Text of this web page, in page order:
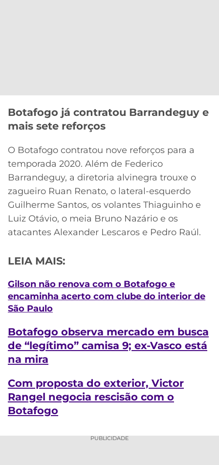
Botafogo já contratou Barrandeguy e
mais sete reforços
O Botafogo contratou nove reforços para a
temporada 2020. Além de Federico
Barrandeguy, a diretoria alvinegra trouxe o
zagueiro Ruan Renato, o lateral-esquerdo
Guilherme Santos, os volantes Thiaguinho e
Luiz Otávio, o meia Bruno Nazário e os
atacantes Alexander Lescaros e Pedro Raúl.
LEIA MAIS:
Gilson não renova com o Botafogo e
encaminha acerto com clube do interior de
São Paulo
Botafogo observa mercado em busca
de “legítimo” camisa 9; ex-Vasco está
na mira
Com proposta do exterior, Victor
Rangel negocia rescisão com o
Botafogo
PUBLICIDADE